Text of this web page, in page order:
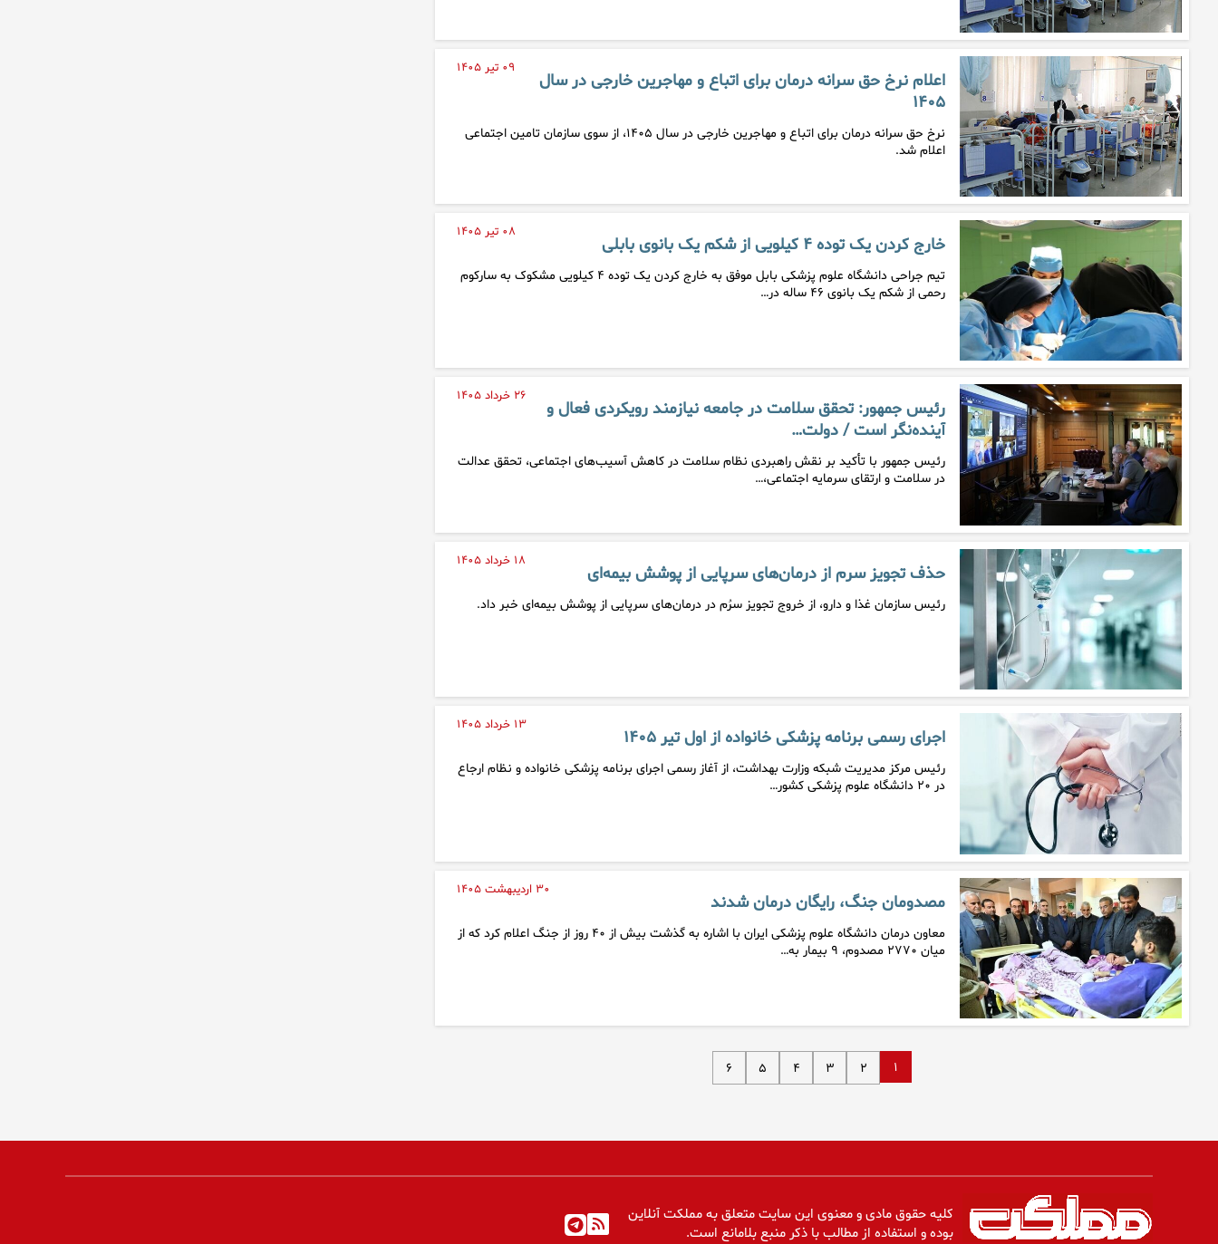
۰۹ تیر ۱۴۰۵
اعلام نرخ حق سرانه درمان برای اتباع و مهاجرین خارجی در سال
۱۴۰۵
نرخ حق سرانه درمان برای اتباع و مهاجرین خارجی در سال ۱۴۰۵، از سوی سازمان تامین اجتماعی
اعلام شد.
۰۸ تیر ۱۴۰۵
خارج کردن یک توده ۴ کیلویی از شکم یک بانوی بابلی
تیم جراحی دانشگاه علوم پزشکی بابل موفق به خارج کردن یک توده ۴ کیلویی مشکوک به سارکوم
رحمی از شکم یک بانوی ۴۶ ساله در…
۲۶ خرداد ۱۴۰۵
رئیس جمهور: تحقق سلامت در جامعه نیازمند رویکردی فعال و
آینده‌نگر است / دولت…
رئیس جمهور با تأکید بر نقش راهبردی نظام سلامت در کاهش آسیب‌های اجتماعی، تحقق عدالت
در سلامت و ارتقای سرمایه اجتماعی،…
۱۸ خرداد ۱۴۰۵
حذف تجویز سرم از درمان‌های سرپایی از پوشش بیمه‌ای
رئیس سازمان غذا و دارو، از خروج تجویز سرُم در درمان‌های سرپایی از پوشش بیمه‌ای خبر داد.
۱۳ خرداد ۱۴۰۵
اجرای رسمی برنامه پزشکی خانواده از اول تیر ۱۴۰۵
رئیس مرکز مدیریت شبکه وزارت بهداشت، از آغاز رسمی اجرای برنامه پزشکی خانواده و نظام ارجاع
در ۲۰ دانشگاه علوم پزشکی کشور…
۳۰ اردیبهشت ۱۴۰۵
مصدومان جنگ، رایگان درمان شدند
معاون درمان دانشگاه علوم پزشکی ایران با اشاره به گذشت بیش از ۴۰ روز از جنگ اعلام کرد که از
میان ۲۷۷۰ مصدوم، ۹ بیمار به…
۱ ۲ ۳ ۴ ۵ ۶
کلیه حقوق مادی و معنوی این سایت متعلق به مملکت آنلاین
بوده و استفاده از مطالب با ذکر منبع بلامانع است.